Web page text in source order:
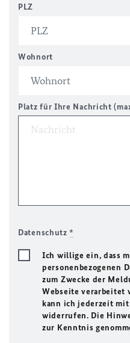
PLZ
Wohnort
Platz für Ihre Nachricht
Datenschutz*
Ich willige ein, dass
personenbezogenen
zum Zwecke der
Webseite verarbeitet
kann ich jederzeit
widerrufen. Die
zur Kenntnis